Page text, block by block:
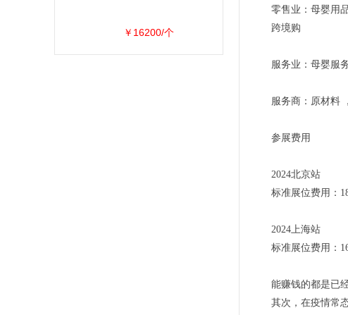
零售业：母婴用
跨境购
服务业：母婴服
服务商：原材料
参展费用
2024北京站
标准展位费用：
2024上海站
标准展位费用：
能赚钱的都是已
其次，在疫情常
￥16200/个